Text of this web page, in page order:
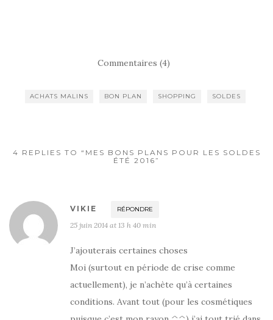
Commentaires (4)
ACHATS MALINS BON PLAN SHOPPING SOLDES
4 REPLIES TO “MES BONS PLANS POUR LES SOLDES
ÉTÉ 2016”
VIKIE RÉPONDRE
25 juin 2014 at 13 h 40 min
J’ajouterais certaines choses
Moi (surtout en période de crise comme
actuellement), je n’achète qu’à certaines
conditions. Avant tout (pour les cosmétiques